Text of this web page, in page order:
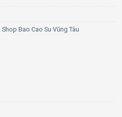
Shop Bao Cao Su Vũng Tàu